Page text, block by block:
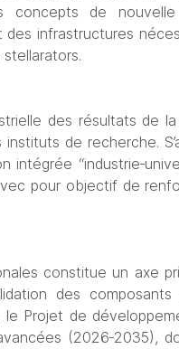
concepts de
infrastructures
des résultats de
de recherche.
intégrée
pour objectif de
constitue un axe
des
le Projet de
(2026‑2035),